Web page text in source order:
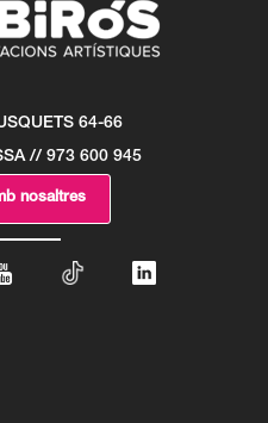
64-66
// 973 600 945
nosaltres